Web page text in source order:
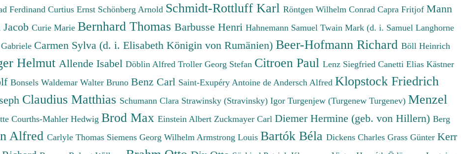
Ferdinand Curtius Ernst Schönberg Arnold Schmidt-Rottluff Karl Röntgen Wilhelm Conrad Capra Fritjof Mann
Curie Marie Bernhard Thomas Barbusse Henri Hahnemann Samuel Twain Mark (d. i. Samuel Langhorne
Carmen Sylva (d. i. Elisabeth Königin von Rumänien) Beer-Hofmann Richard Böll Heinrich
Helmut Allende Isabel Döblin Alfred Troller Georg Stefan Citroen Paul Lenz Siegfried Canetti Elias Kästner
Bonsels Waldemar Walter Bruno Benz Carl Saint-Exupéry Antoine de Andersch Alfred Klopstock Friedrich
Claudius Matthias Schumann Clara Strawinsky (Stravinsky) Igor Turgenjew (Turgenew Turgenev) Menzel
Courths-Mahler Hedwig Brod Max Einstein Albert Zuckmayer Carl Diemer Hermine (geb. von Hillern) Berg
Alfred Carlyle Thomas Siemens Georg Wilhelm Armstrong Louis Bartók Béla Dickens Charles Grass Günter Kerr